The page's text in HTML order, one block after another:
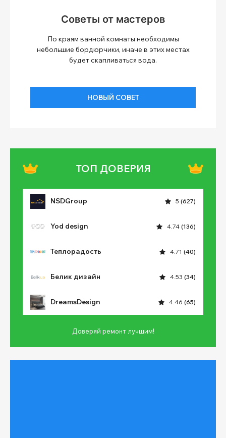
Советы от мастеров
По краям ванной комнаты необходимы
небольшие бордюрчики, иначе в этих местах
будет скапливаться вода.
НОВЫЙ СОВЕТ
ТОП ДОВЕРИЯ
NSDGroup 5 (627)
Yod design 4.74 (136)
Теплорадость 4.71 (40)
Белик дизайн 4.53 (34)
DreamsDesign 4.46 (65)
Доверяй ремонт лучшим!